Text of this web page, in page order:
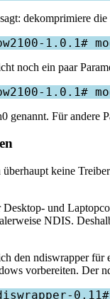
dekomprimiere
noch ein paar
genannt. Für andere
keine
und
NDIS.
den ndiswrapper
vorbereiten. Der